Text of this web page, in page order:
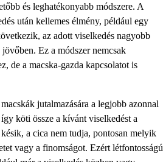
és leghatékonyabb módszere. A
után kellemes élmény, például egy
az adott viselkedés nagyobb
Ez a módszer nemcsak
de a macska-gazda kapcsolatot is
jutalmazására a legjobb azonnal
köti össze a kívánt viselkedést a
a cica nem tudja, pontosan melyik
vagy a finomságot. Ezért létfontosságú